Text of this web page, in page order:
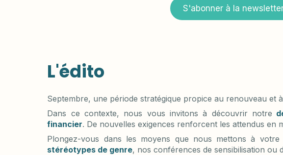
S'abonner à la
L'édito
Septembre, une période stratégique propice au renouveau et
Dans ce contexte, nous vous invitons à découvrir notre
financier. De nouvelles exigences renforcent les attendus en
Plongez-vous dans les moyens que nous mettons à votre
stéréotypes de genre, nos conférences de sensibilisation ou